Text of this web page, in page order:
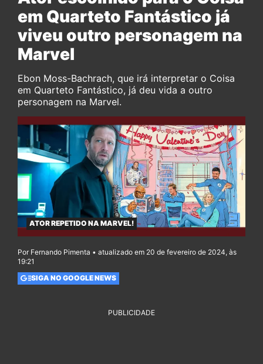
em Quarteto Fantástico já
viveu outro personagem na
Marvel
Ebon Moss-Bachrach, que irá interpretar o Coisa
em Quarteto Fantástico, já deu vida a outro
personagem na Marvel.
ATOR REPETIDO NA MARVEL!
Por Fernando Pimenta • atualizado em 20 de fevereiro de 2024, às
19:21
SIGA NO GOOGLE NEWS
PUBLICIDADE